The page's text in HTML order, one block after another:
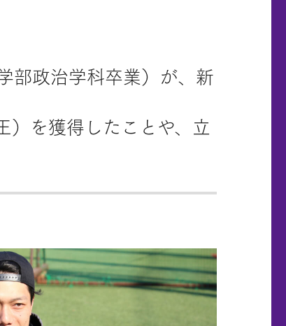
部政治学科卒業）が、新
）を獲得したことや、立